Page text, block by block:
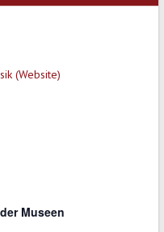
(Website)
Museen